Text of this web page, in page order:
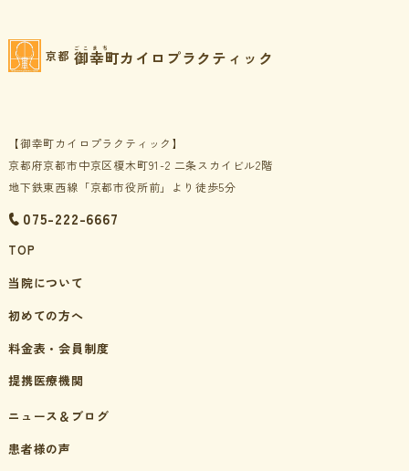
京都 ごこまち
御幸町カイロプラクティック
【御幸町カイロプラクティック】
京都府京都市中京区榎木町91-2 二条スカイビル2階
地下鉄東西線「京都市役所前」より徒歩5分
075-222-6667
TOP
当院について
初めての方へ
料金表・会員制度
提携医療機関
ニュース＆ブログ
患者様の声